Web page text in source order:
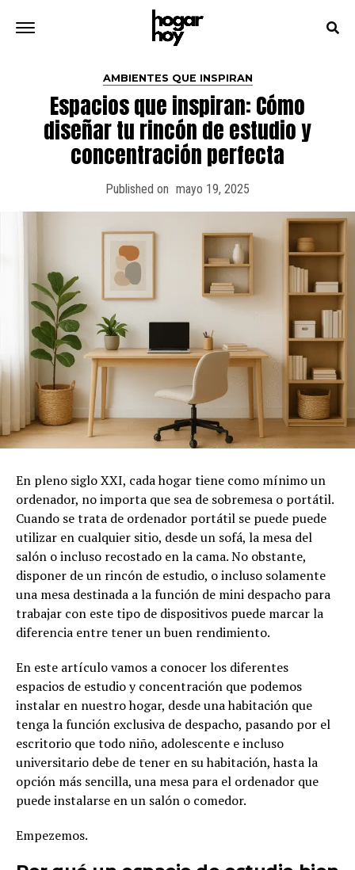
AMBIENTES QUE INSPIRAN
Espacios que inspiran: Cómo
diseñar tu rincón de estudio y
concentración perfecta
Published on mayo 19, 2025
En pleno siglo XXI, cada hogar tiene como mínimo un
ordenador, no importa que sea de sobremesa o portátil.
Cuando se trata de ordenador portátil se puede puede
utilizar en cualquier sitio, desde un sofá, la mesa del
salón o incluso recostado en la cama. No obstante,
disponer de un rincón de estudio, o incluso solamente
una mesa destinada a la función de mini despacho para
trabajar con este tipo de dispositivos puede marcar la
diferencia entre tener un buen rendimiento.
En este artículo vamos a conocer los diferentes
espacios de estudio y concentración que podemos
instalar en nuestro hogar, desde una habitación que
tenga la función exclusiva de despacho, pasando por el
escritorio que todo niño, adolescente e incluso
universitario debe de tener en su habitación, hasta la
opción más sencilla, una mesa para el ordenador que
puede instalarse en un salón o comedor.
Empezemos.